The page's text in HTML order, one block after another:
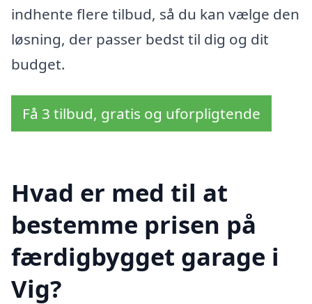
indhente flere tilbud, så du kan vælge den
løsning, der passer bedst til dig og dit
budget.
Få 3 tilbud, gratis og uforpligtende
Hvad er med til at
bestemme prisen på
færdigbygget garage i
Vig?